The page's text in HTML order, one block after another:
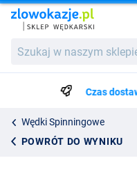
w
wędkarskim...
Czas
Wędki Spinningowe
POWRÓT DO WYNIKU
380.75